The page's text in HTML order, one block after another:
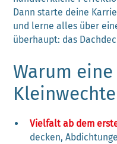
Dann starte deine
und lerne alles über
überhaupt: das
Warum
Vielfalt ab dem
decken,